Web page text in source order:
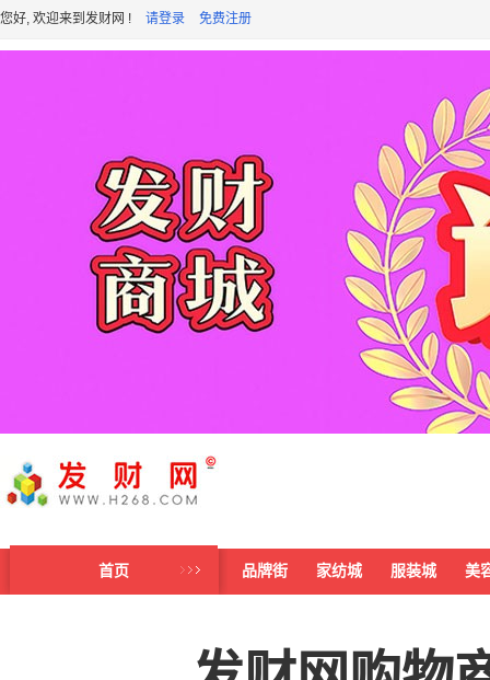
您好, 欢迎来到发财网 ! 请登录 免费注册
首页 品牌街 家纺城 服装城 美